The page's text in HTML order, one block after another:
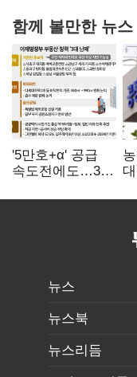
함께 볼만한 뉴스
'5만호+α' 공급
속도전에도…3대
뉴스
뉴스북
뉴스리듬